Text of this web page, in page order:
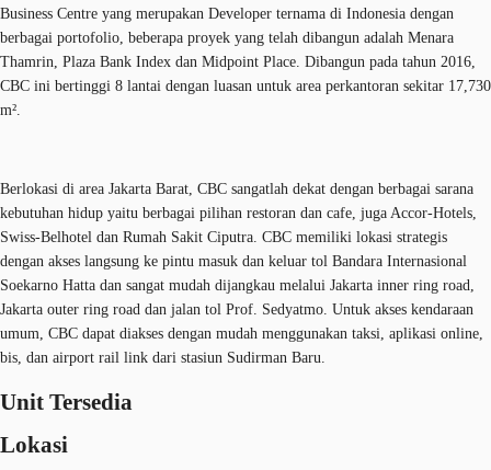
Business Centre yang merupakan Developer ternama di Indonesia dengan
berbagai portofolio, beberapa proyek yang telah dibangun adalah Menara
Thamrin, Plaza Bank Index dan Midpoint Place. Dibangun pada tahun 2016,
CBC ini bertinggi 8 lantai dengan luasan untuk area perkantoran sekitar 17,730
m².
Berlokasi di area Jakarta Barat, CBC sangatlah dekat dengan berbagai sarana
kebutuhan hidup yaitu berbagai pilihan restoran dan cafe, juga Accor-Hotels,
Swiss-Belhotel dan Rumah Sakit Ciputra. CBC memiliki lokasi strategis
dengan akses langsung ke pintu masuk dan keluar tol Bandara Internasional
Soekarno Hatta dan sangat mudah dijangkau melalui Jakarta inner ring road,
Jakarta outer ring road dan jalan tol Prof. Sedyatmo. Untuk akses kendaraan
umum, CBC dapat diakses dengan mudah menggunakan taksi, aplikasi online,
bis, dan airport rail link dari stasiun Sudirman Baru.
Unit Tersedia
Lokasi